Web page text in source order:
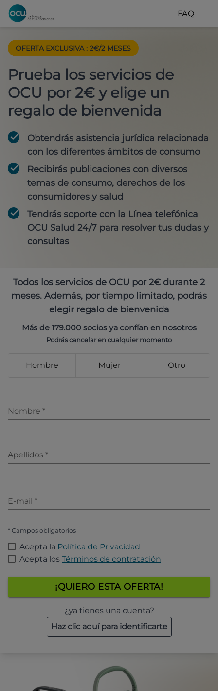
FAQ
OFERTA EXCLUSIVA : 2€/2 MESES
Prueba los servicios de
OCU por 2€ y elige un
regalo de bienvenida
Obtendrás asistencia jurídica relacionada
con los diferentes ámbitos de consumo
Recibirás publicaciones con diversos
temas de consumo, derechos de los
consumidores y salud
Tendrás soporte con la Línea telefónica
OCU Salud 24/7 para resolver tus dudas y
consultas
Todos los servicios de OCU por 2€ durante 2
meses. Además, por tiempo limitado, podrás
elegir regalo de bienvenida
Más de 179.000 socios ya confían en nosotros
Podrás cancelar en cualquier momento
Hombre Mujer Otro
Nombre *
Apellidos *
E-mail *
* Campos obligatorios
Acepta la Política de Privacidad
Acepta los Términos de contratación
¡QUIERO ESTA OFERTA!
¿ya tienes una cuenta?
Haz clic aquí para identificarte